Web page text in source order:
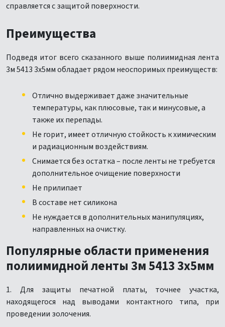
справляется с защитой поверхности.
Преимущества
Подведя итог всего сказанного выше полиимидная лента
3м 5413 3х5мм обладает рядом неоспоримых преимуществ:
Отлично выдерживает даже значительные
температуры, как плюсовые, так и минусовые, а
также их перепады.
Не горит, имеет отличную стойкость к химическим
и радиационным воздействиям.
Снимается без остатка – после ленты не требуется
дополнительное очищение поверхности
Не прилипает
В составе нет силикона
Не нуждается в дополнительных манипуляциях,
направленных на очистку.
Популярные области применения
полиимидной ленты 3м 5413 3х5мм
1. Для защиты печатной платы, точнее участка,
находящегося над выводами контактного типа, при
проведении золочения.